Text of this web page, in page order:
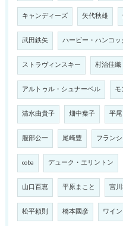
キャンディーズ 矢代秋雄
武田鉄矢 ハービー・ハンコッ
ストラヴィンスキー 村治佳織
アルトゥル・シュナーベル モ
清水由貴子 畑中葉子 平
服部公一 尾崎豊 フラン
coba デューク・エリントン
山口百恵 平原まこと 宮
松平頼則 橋本國彦 ワイ